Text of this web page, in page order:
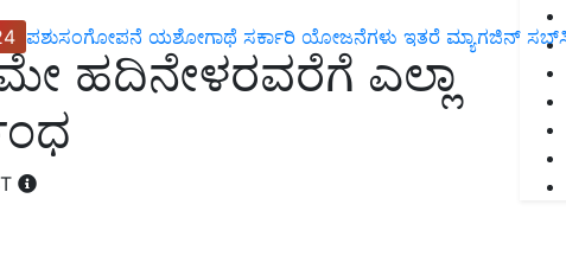
ಪಶುಸಂಗೋಪನೆ ಯಶೋಗಾಥೆ ಸರ್ಕಾರಿ ಯೋಜನೆಗಳು ಇತರೆ ಮ್ಯಾಗಜಿನ್‌
ಹದಿನೇಳರವರೆಗೆ ಎಲ್ಲಾ